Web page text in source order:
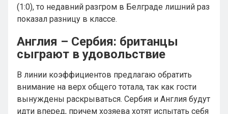
(1:0), то недавний разгром в Белграде лишний раз
показал разницу в классе.
Англия – Сербия: британцы
сыграют в удовольствие
В линии коэффициентов предлагаю обратить
внимание на верх общего тотала, так как гости
вынуждены раскрываться. Сербия и Англия будут
идти вперед, причем хозяева хотят испытать себя